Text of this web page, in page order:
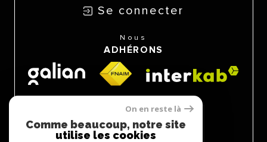
Se connecter
Nous
ADHÉRONS
On en reste là
Comme beaucoup, notre site
utilise les cookies